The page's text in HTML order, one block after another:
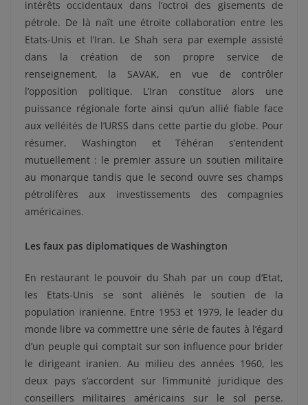
intérêts occidentaux dans l’octroi des gisements de
pétrole. De là naît une étroite collaboration entre les
Etats-Unis et l’Iran. Le Shah sera par exemple assisté
dans la création de son propre service de
renseignement, la SAVAK, en vue de contrôler
l’opposition politique. L’Iran constitue alors une
puissance régionale forte ainsi qu’un allié fiable face
aux velléités de l’URSS dans cette partie du globe. Pour
résumer, Washington et Téhéran s’entendent
mutuellement : le premier assure un soutien militaire
au monarque tandis que le second ouvre ses champs
pétrolifères aux investissements des compagnies
américaines.
Les faux pas diplomatiques de Washington
En restaurant le pouvoir du Shah par un coup d’Etat,
les Etats-Unis se sont aliénés le soutien de la
population iranienne. Entre 1953 et 1979, le leader du
monde libre va commettre une série de fautes à l’égard
d’un peuple qui comptait sur son influence pour brider
le dirigeant iranien. Au milieu des années 1960, les
deux pays s’accordent sur l’immunité juridique des
conseillers militaires américains sur le sol perse.